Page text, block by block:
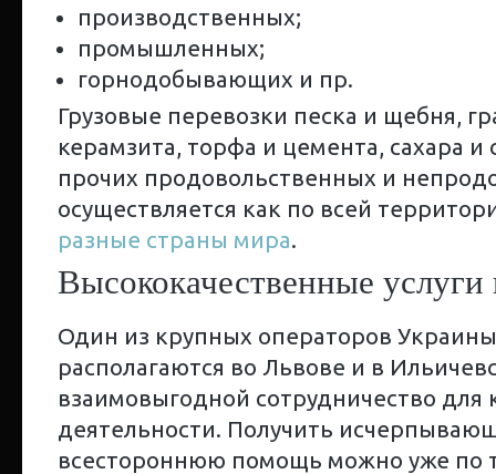
производственных;
промышленных;
горнодобывающих и пр.
Грузовые перевозки песка и щебня,
керамзита, торфа и цемента, сахара и
прочих продовольственных и
осуществляется как по всей
разные страны мира.
Высококачественные
Один из крупных операторов
располагаются во Львове и в
взаимовыгодной сотрудничество
деятельности. Получить
всестороннюю помощь можно уже по